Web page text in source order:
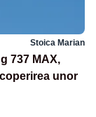
Stoica Marian
737 MAX,
unor